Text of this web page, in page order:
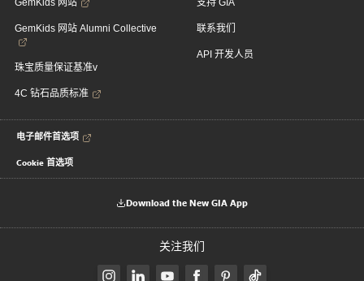
GemKids 网站
GemKids 网站 Alumni Collective
珠宝质量保证基准v
4C 钻石品质标准
支持 GIA
联系我们
API 开发人员
电子邮件首选项
Cookie 首选项
Download the New GIA App
关注我们